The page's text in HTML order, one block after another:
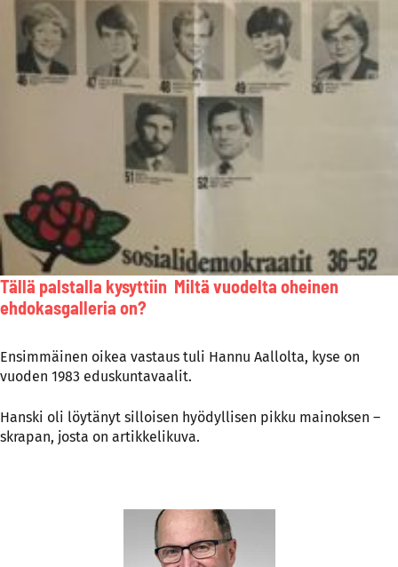
Tällä palstalla kysyttiin Miltä vuodelta oheinen
ehdokasgalleria on?
Ensimmäinen oikea vastaus tuli Hannu Aallolta, kyse on
vuoden 1983 eduskuntavaalit.
Hanski oli löytänyt silloisen hyödyllisen pikku mainoksen –
skrapan, josta on artikkelikuva.